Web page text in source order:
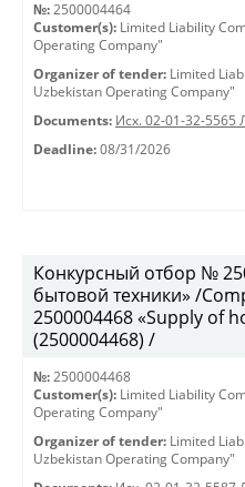
№: 2500004464
Customer(s): Limited Liability
Operating Company"
Organizer of tender: Limited
Uzbekistan Operating Company"
Documents: Исх. 02-01-32-5565
Deadline: 08/31/2026
Конкурсный отбор №
бытовой техники» /
2500004468 «Supply of
(2500004468) /
№: 2500004468
Customer(s): Limited Liability
Operating Company"
Organizer of tender: Limited
Uzbekistan Operating Company"